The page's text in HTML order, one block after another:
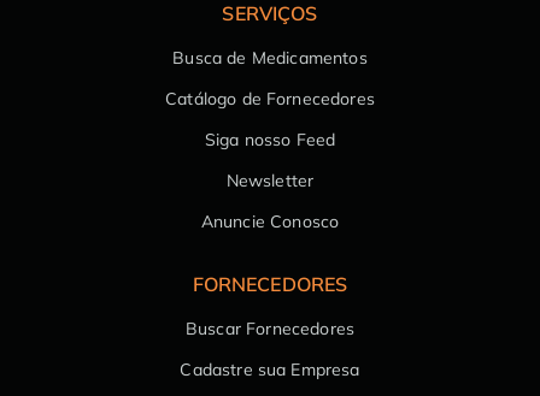
SERVIÇOS
Busca de Medicamentos
Catálogo de Fornecedores
Siga nosso Feed
Newsletter
Anuncie Conosco
FORNECEDORES
Buscar Fornecedores
Cadastre sua Empresa